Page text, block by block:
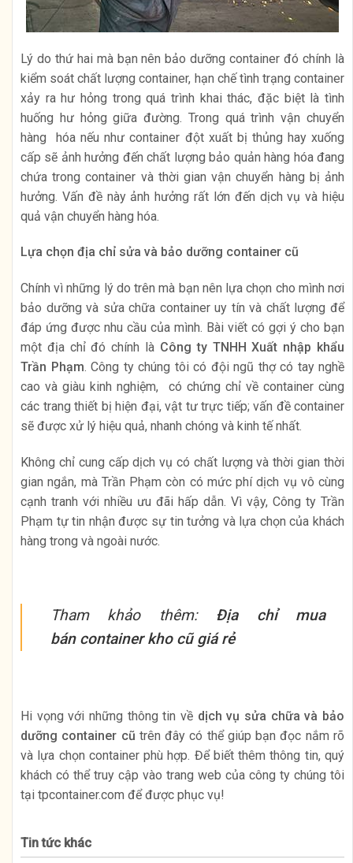
Lý do thứ hai mà bạn nên bảo dưỡng container đó chính là
kiểm soát chất lượng container, hạn chế tình trạng container
xảy ra hư hỏng trong quá trình khai thác, đặc biệt là tình
huống hư hỏng giữa đường. Trong quá trình vận chuyển
hàng hóa nếu như container đột xuất bị thủng hay xuống
cấp sẽ ảnh hưởng đến chất lượng bảo quản hàng hóa đang
chứa trong container và thời gian vận chuyển hàng bị ảnh
hưởng. Vấn đề này ảnh hưởng rất lớn đến dịch vụ và hiệu
quả vận chuyển hàng hóa.
Lựa chọn địa chỉ sửa và bảo dưỡng container cũ
Chính vì những lý do trên mà bạn nên lựa chọn cho mình nơi
bảo dưỡng và sửa chữa container uy tín và chất lượng để
đáp ứng được nhu cầu của mình. Bài viết có gợi ý cho bạn
một địa chỉ đó chính là Công ty TNHH Xuất nhập khẩu
Trần Phạm. Công ty chúng tôi có đội ngũ thợ có tay nghề
cao và giàu kinh nghiệm, có chứng chỉ về container cùng
các trang thiết bị hiện đại, vật tư trực tiếp; vấn đề container
sẽ được xử lý hiệu quả, nhanh chóng và kinh tế nhất.
Không chỉ cung cấp dịch vụ có chất lượng và thời gian thời
gian ngắn, mà Trần Phạm còn có mức phí dịch vụ vô cùng
cạnh tranh với nhiều ưu đãi hấp dẫn. Vì vậy, Công ty Trần
Phạm tự tin nhận được sự tin tưởng và lựa chọn của khách
hàng trong và ngoài nước.
Tham khảo thêm: Địa chỉ mua
bán container kho cũ giá rẻ
Hi vọng với những thông tin về dịch vụ sửa chữa và bảo
dưỡng container cũ trên đây có thể giúp bạn đọc nắm rõ
và lựa chọn container phù hợp. Để biết thêm thông tin, quý
khách có thể truy cập vào trang web của công ty chúng tôi
tại tpcontainer.com để được phục vụ!
Tin tức khác